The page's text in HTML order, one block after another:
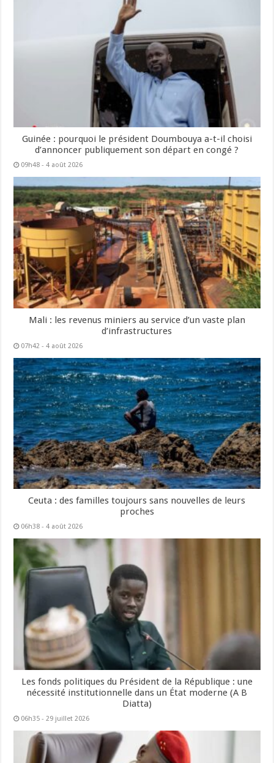
Guinée : pourquoi le président Doumbouya a-t-il choisi
d’annoncer publiquement son départ en congé ?
09h48 - 4 août 2026
Mali : les revenus miniers au service d’un vaste plan
d’infrastructures
07h42 - 4 août 2026
Ceuta : des familles toujours sans nouvelles de leurs
proches
06h38 - 4 août 2026
Les fonds politiques du Président de la République : une
nécessité institutionnelle dans un État moderne (A B
Diatta)
06h35 - 29 juillet 2026